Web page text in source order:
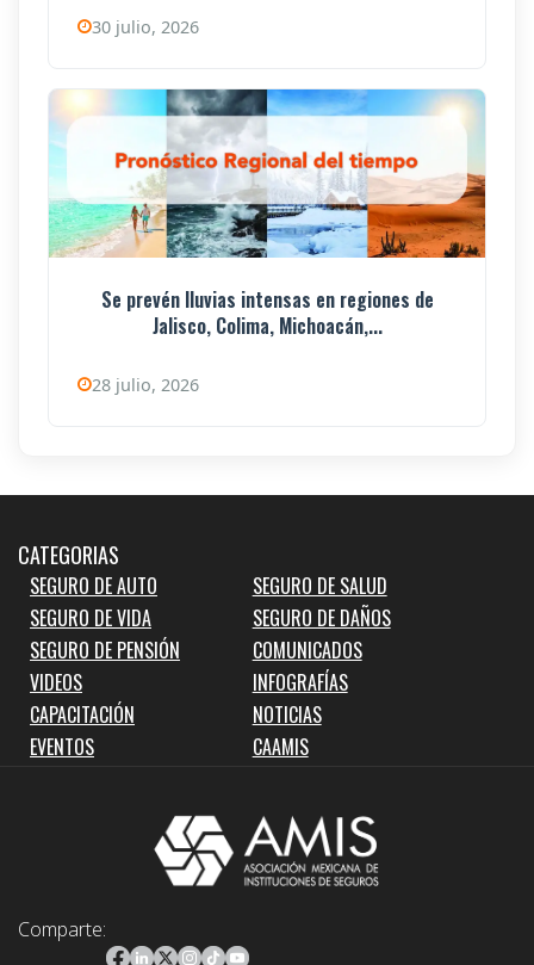
30 julio, 2026
Se prevén lluvias intensas en regiones de
Jalisco, Colima, Michoacán,...
28 julio, 2026
CATEGORIAS
SEGURO DE AUTO
SEGURO DE SALUD
SEGURO DE VIDA
SEGURO DE DAÑOS
SEGURO DE PENSIÓN
COMUNICADOS
VIDEOS
INFOGRAFÍAS
CAPACITACIÓN
NOTICIAS
EVENTOS
CAAMIS
Comparte: